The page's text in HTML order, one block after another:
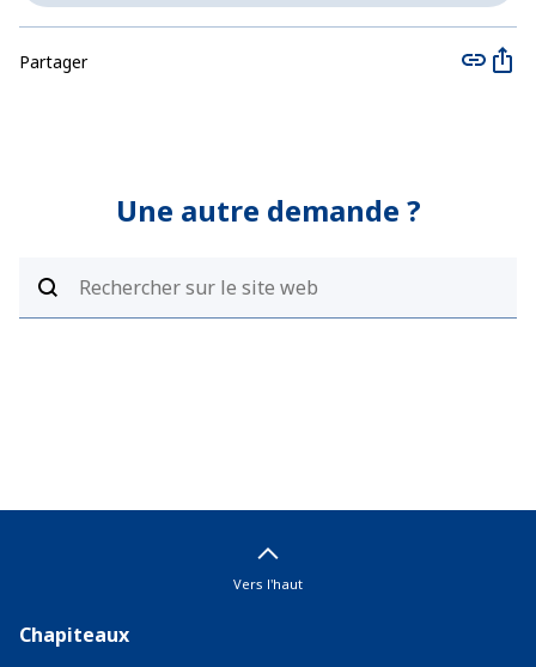
Partager
Une autre demande ?
Vers l'haut
Chapiteaux